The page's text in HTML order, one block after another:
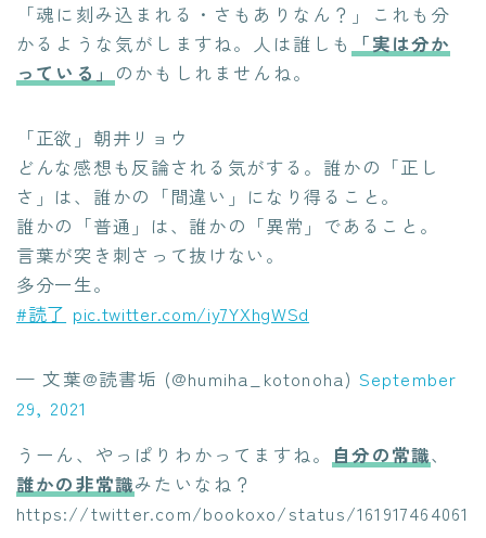
「魂に刻み込まれる・さもありなん？」これも分
かるような気がしますね。人は誰しも
「実は分か
っている」 のかもしれませんね。
「正欲」朝井リョウ
どんな感想も反論される気がする。誰かの「正し
さ」は、誰かの「間違い」になり得ること。
誰かの「普通」は、誰かの「異常」であること。
言葉が突き刺さって抜けない。
多分一生。
#読了 pic.twitter.com/iy7YXhgWSd
— 文葉@読書垢 (@humiha_kotonoha) September
29, 2021
うーん、やっぱりわかってますね。
自分の常識、
誰かの非常識みたいなね？
https://twitter.com/bookoxo/status/161917464061